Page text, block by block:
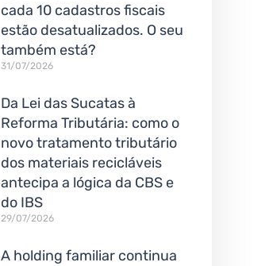
cada 10 cadastros fiscais
estão desatualizados. O seu
também está?
31/07/2026
Da Lei das Sucatas à
Reforma Tributária: como o
novo tratamento tributário
dos materiais recicláveis
antecipa a lógica da CBS e
do IBS
29/07/2026
A holding familiar continua